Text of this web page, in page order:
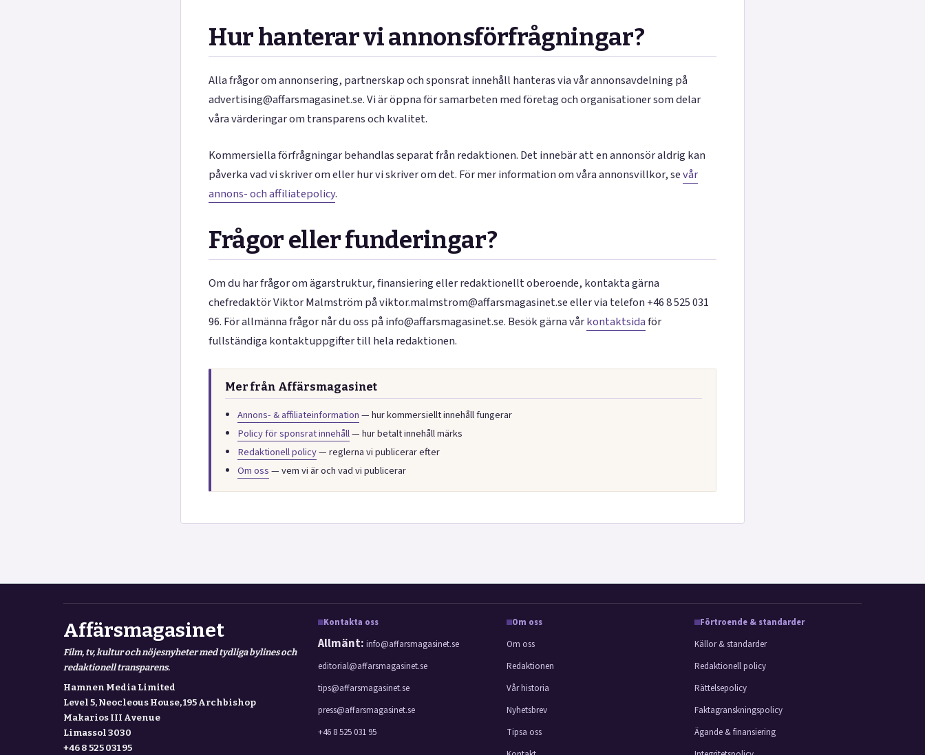
Hur hanterar vi annonsförfrågningar?
Alla frågor om annonsering, partnerskap och sponsrat innehåll hanteras via vår annonsavdelning på
advertising@affarsmagasinet.se. Vi är öppna för samarbeten med företag och organisationer som delar
våra värderingar om transparens och kvalitet.
Kommersiella förfrågningar behandlas separat från redaktionen. Det innebär att en annonsör aldrig kan
påverka vad vi skriver om eller hur vi skriver om det. För mer information om våra annonsvillkor, sevår
annons- och affiliatepolicy.
Frågor eller funderingar?
Om du har frågor om ägarstruktur, finansiering eller redaktionellt oberoende, kontakta gärna
chefredaktör Viktor Malmström på viktor.malmstrom@affarsmagasinet.se eller via telefon +46 8 525 031
96. För allmänna frågor når du oss på info@affarsmagasinet.se. Besök gärna vårkontaktsidaför
fullständiga kontaktuppgifter till hela redaktionen.
Mer från Affärsmagasinet
Annons- & affiliateinformation— hur kommersiellt innehåll fungerar
Policy för sponsrat innehåll— hur betalt innehåll märks
Redaktionell policy— reglerna vi publicerar efter
Om oss— vem vi är och vad vi publicerar
Affärsmagasinet
Film, tv, kultur och nöjesnyheter med tydliga bylines och
redaktionell transparens.
Hamnen Media Limited
Level 5, Neocleous House, 195 Archbishop
Makarios III Avenue
Limassol 3030
+46 8 525 031 95
Kontakta oss
Allmänt: info@affarsmagasinet.se
editorial@affarsmagasinet.se
tips@affarsmagasinet.se
press@affarsmagasinet.se
+46 8 525 031 95
Om oss
Om oss
Redaktionen
Vår historia
Nyhetsbrev
Tipsa oss
Förtroende & standarder
Källor & standarder
Redaktionell policy
Rättelsepolicy
Faktagranskningspolicy
Ägande & finansiering